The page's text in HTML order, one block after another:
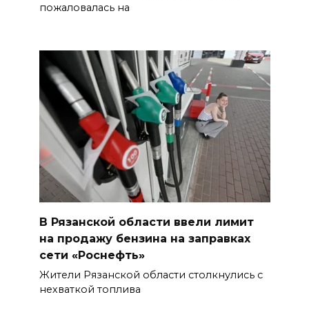
пожаловалась на
В Рязанской области ввели лимит
на продажу бензина на заправках
сети «Роснефть»
Жители Рязанской области столкнулись с
нехваткой топлива